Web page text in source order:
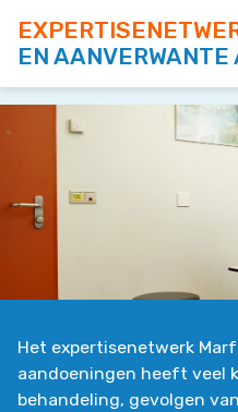
EN
Het expertisenetwerk
aandoeningen heeft veel
behandeling, gevolgen